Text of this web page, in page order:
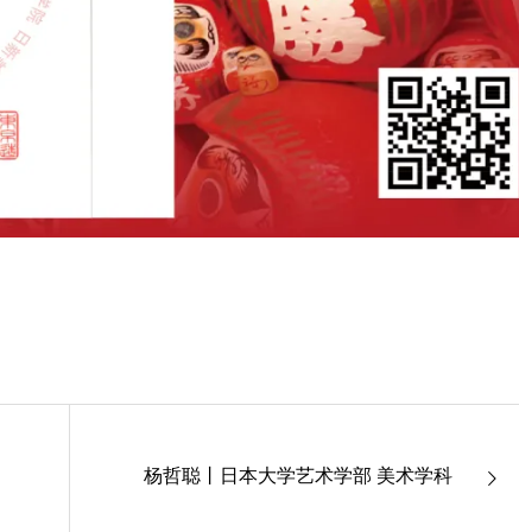
杨哲聪丨日本大学艺术学部 美术学科